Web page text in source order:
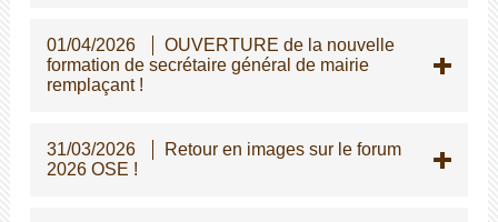
01/04/2026
OUVERTURE de la nouvelle
formation de secrétaire général de mairie
remplaçant !
31/03/2026
Retour en images sur le forum
2026 OSE !